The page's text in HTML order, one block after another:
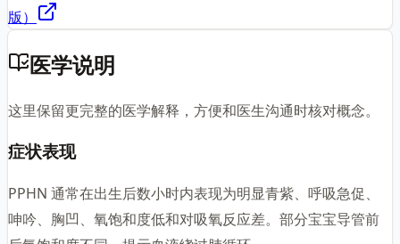
版）
医学说明
这里保留更完整的医学解释，方便和医生沟通时核对概念。
症状表现
PPHN 通常在出生后数小时内表现为明显青紫、呼吸急促、
呻吟、胸凹、氧饱和度低和对吸氧反应差。部分宝宝导管前